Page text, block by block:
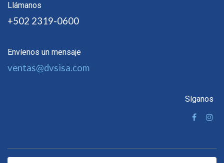
Llámanos
+502 2319-0600
Envíenos un mensaje
ventas@dvsisa.com
Síganos